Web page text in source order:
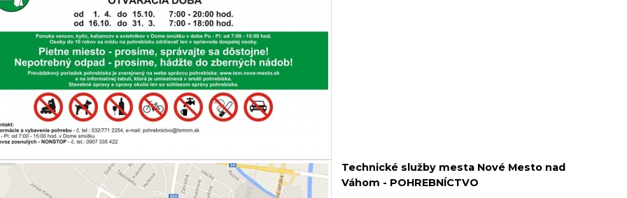
Technické služby mesta Nové Mesto nad
Váhom - POHREBNÍCTVO